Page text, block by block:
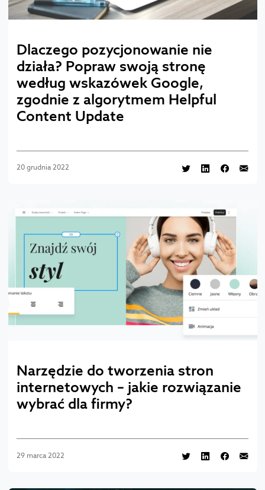
Dlaczego pozycjonowanie nie
działa? Popraw swoją stronę
według wskazówek Google,
zgodnie z algorytmem Helpful
Content Update
20 grudnia 2022
Narzędzie do tworzenia stron
internetowych – jakie rozwiązanie
wybrać dla firmy?
29 marca 2022